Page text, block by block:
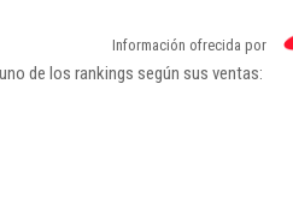
Información ofrecida por
de los rankings según sus ventas: